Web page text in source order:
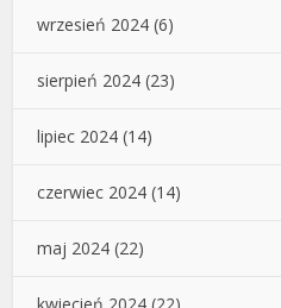
wrzesień 2024 (6)
sierpień 2024 (23)
lipiec 2024 (14)
czerwiec 2024 (14)
maj 2024 (22)
kwiecień 2024 (22)